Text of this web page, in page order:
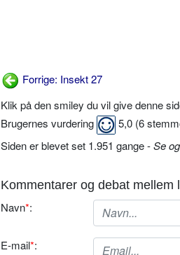
Forrige: Insekt 27
Klik på den smiley du vil give denne
Brugernes vurdering
5,0 (6
Siden er blevet set 1.951 gange -Se
Kommentarer og debat
Navn*:
E-mail*: